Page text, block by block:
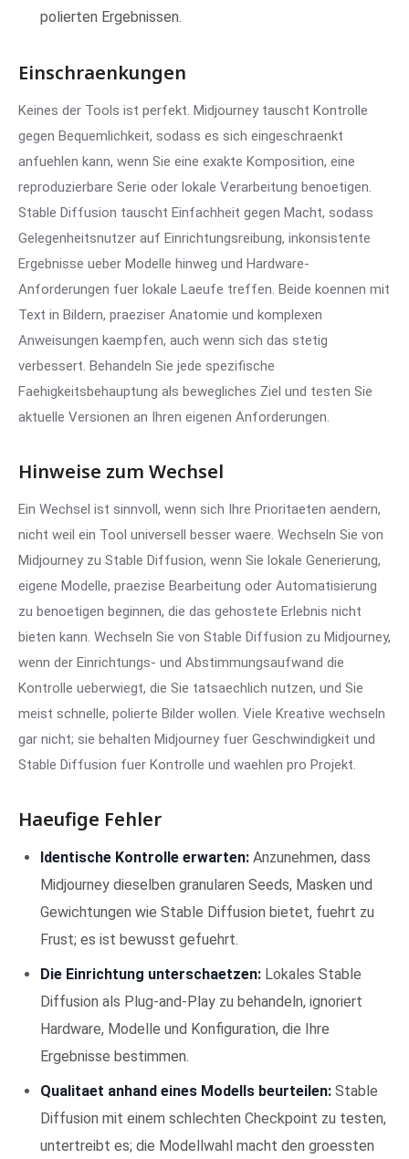
polierten Ergebnissen.
Einschraenkungen
Keines der Tools ist perfekt. Midjourney tauscht Kontrolle
gegen Bequemlichkeit, sodass es sich eingeschraenkt
anfuehlen kann, wenn Sie eine exakte Komposition, eine
reproduzierbare Serie oder lokale Verarbeitung benoetigen.
Stable Diffusion tauscht Einfachheit gegen Macht, sodass
Gelegenheitsnutzer auf Einrichtungsreibung, inkonsistente
Ergebnisse ueber Modelle hinweg und Hardware-
Anforderungen fuer lokale Laeufe treffen. Beide koennen mit
Text in Bildern, praeziser Anatomie und komplexen
Anweisungen kaempfen, auch wenn sich das stetig
verbessert. Behandeln Sie jede spezifische
Faehigkeitsbehauptung als bewegliches Ziel und testen Sie
aktuelle Versionen an Ihren eigenen Anforderungen.
Hinweise zum Wechsel
Ein Wechsel ist sinnvoll, wenn sich Ihre Prioritaeten aendern,
nicht weil ein Tool universell besser waere. Wechseln Sie von
Midjourney zu Stable Diffusion, wenn Sie lokale Generierung,
eigene Modelle, praezise Bearbeitung oder Automatisierung
zu benoetigen beginnen, die das gehostete Erlebnis nicht
bieten kann. Wechseln Sie von Stable Diffusion zu Midjourney,
wenn der Einrichtungs- und Abstimmungsaufwand die
Kontrolle ueberwiegt, die Sie tatsaechlich nutzen, und Sie
meist schnelle, polierte Bilder wollen. Viele Kreative wechseln
gar nicht; sie behalten Midjourney fuer Geschwindigkeit und
Stable Diffusion fuer Kontrolle und waehlen pro Projekt.
Haeufige Fehler
Identische Kontrolle erwarten: Anzunehmen, dass
Midjourney dieselben granularen Seeds, Masken und
Gewichtungen wie Stable Diffusion bietet, fuehrt zu
Frust; es ist bewusst gefuehrt.
Die Einrichtung unterschaetzen: Lokales Stable
Diffusion als Plug-and-Play zu behandeln, ignoriert
Hardware, Modelle und Konfiguration, die Ihre
Ergebnisse bestimmen.
Qualitaet anhand eines Modells beurteilen: Stable
Diffusion mit einem schlechten Checkpoint zu testen,
untertreibt es; die Modellwahl macht den groessten